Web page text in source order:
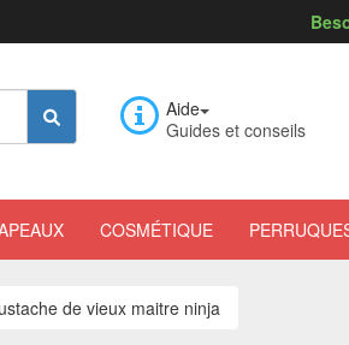
Aide
Guides et conseils
COSMÉTIQUE
de vieux maitre ninja